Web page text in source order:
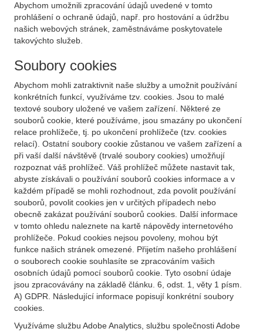
Abychom umožnili zpracování údajů uvedené v tomto
prohlášení o ochraně údajů, např. pro hostování a údržbu
našich webových stránek, zaměstnáváme poskytovatele
takovýchto služeb.
Soubory cookies
Abychom mohli zatraktivnit naše služby a umožnit používání
konkrétních funkcí, využíváme tzv. cookies. Jsou to malé
textové soubory uložené ve vašem zařízení. Některé ze
souborů cookie, které používáme, jsou smazány po ukončení
relace prohlížeče, tj. po ukončení prohlížeče (tzv. cookies
relací). Ostatní soubory cookie zůstanou ve vašem zařízení a
při vaší další návštěvě (trvalé soubory cookies) umožňují
rozpoznat váš prohlížeč. Váš prohlížeč můžete nastavit tak,
abyste získávali o používání souborů cookies informace a v
každém případě se mohli rozhodnout, zda povolit používání
souborů, povolit cookies jen v určitých případech nebo
obecně zakázat používání souborů cookies. Další informace
v tomto ohledu naleznete na kartě nápovědy internetového
prohlížeče. Pokud cookies nejsou povoleny, mohou být
funkce našich stránek omezené. Přijetím našeho prohlášení
o souborech cookie souhlasíte se zpracováním vašich
osobních údajů pomocí souborů cookie. Tyto osobní údaje
jsou zpracovávány na základě článku. 6, odst. 1, věty 1 písm.
A) GDPR. Následující informace popisují konkrétní soubory
cookies.
Využíváme službu Adobe Analytics, službu společnosti Adobe